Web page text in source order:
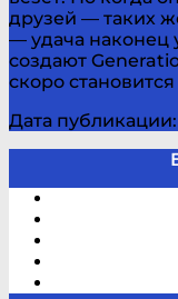
друзей — таких
— удача наконец
создают
скоро
Дата публикации: